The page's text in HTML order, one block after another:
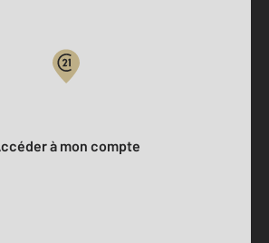
Accéder à mon compte